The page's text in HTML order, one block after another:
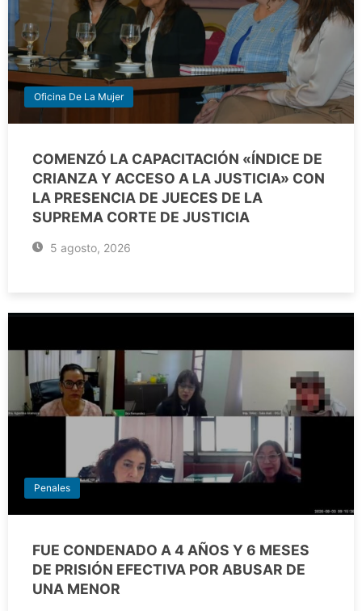
Oficina De La Mujer
COMENZÓ LA CAPACITACIÓN «ÍNDICE DE
CRIANZA Y ACCESO A LA JUSTICIA» CON
LA PRESENCIA DE JUECES DE LA
SUPREMA CORTE DE JUSTICIA
5 agosto, 2026
Penales
FUE CONDENADO A 4 AÑOS Y 6 MESES
DE PRISIÓN EFECTIVA POR ABUSAR DE
UNA MENOR